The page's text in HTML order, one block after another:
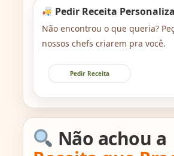
Pedir Receita
Não encontrou o que queria?
nossos chefs criarem pra você.
Pedir Receita
Não achou a